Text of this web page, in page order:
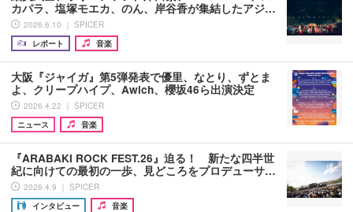
カパラ、塩塚モエカ、のん、岸谷香が集結したアジ…
2026.6.10 ｜ SPICER
レポート
音楽
大阪『ジャイガ』第5弾発表で優里、なとり、ずとま
よ、クリープハイプ、Awich、櫻坂46ら出演決定
2026.4.22 ｜ SPICER
ニュース
音楽
『ARABAKI ROCK FEST.26』迫る！ 新たな四半世
紀に向けての最初の一歩、見どころをプロデューサ…
2026.4.9 ｜ SPICER
インタビュー
音楽